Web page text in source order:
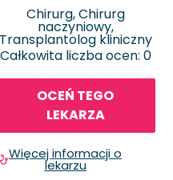
Chirurg, Chirurg
naczyniowy,
Transplantolog kliniczny
Całkowita liczba ocen: 0
OCEŃ TEGO
LEKARZA
Więcej informacji o
lekarzu